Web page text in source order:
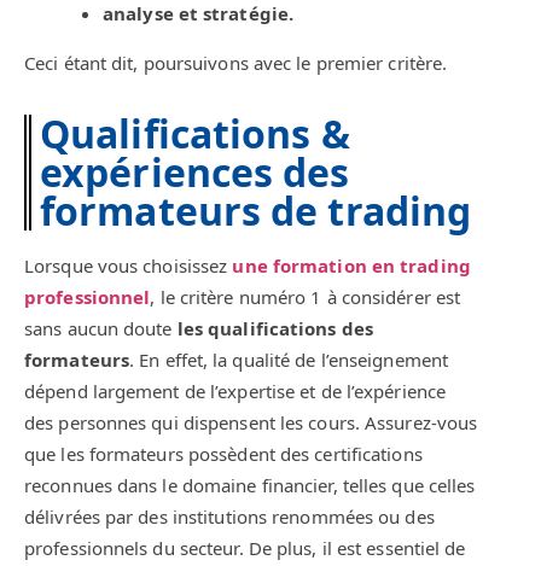
analyse et stratégie.
Ceci étant dit, poursuivons avec le premier critère.
Qualifications &
expériences des
formateurs de trading
Lorsque vous choisissez une formation en trading
professionnel, le critère numéro 1 à considérer est
sans aucun doute les qualifications des
formateurs. En effet, la qualité de l’enseignement
dépend largement de l’expertise et de l’expérience
des personnes qui dispensent les cours. Assurez-vous
que les formateurs possèdent des certifications
reconnues dans le domaine financier, telles que celles
délivrées par des institutions renommées ou des
professionnels du secteur. De plus, il est essentiel de